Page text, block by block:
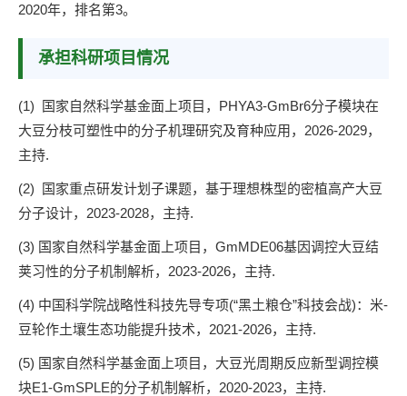
2020年，排名第3。
承担科研项目情况
(1)
国家自然科学基金面上项目，PHYA3-GmBr6分子模块在
大豆分枝可塑性中的分子机理研究及育种应用，2026-2029，
主持.
(2) 国家重点研发计划子课题， 基于理想株型的密植高产大豆
分子设计，2023-2028，主持.
(3) 国家自然科学基金面上项目，GmMDE06基因调控大豆结
荚习性的分子机制解析，2023-2026，主持.
(4) 中国科学院战略性科技先导专项(“黑土粮仓”科技会战)：米-
豆轮作土壤生态功能提升技术，2021-2026，主持.
(5) 国家自然科学基金面上项目，大豆光周期反应新型调控模
块E1-GmSPLE的分子机制解析，2020-2023，主持.